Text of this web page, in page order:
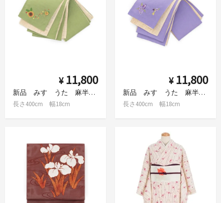
¥ 11,800
新品 みすゞうた 麻半幅帯 ひまわり
長さ400cm 幅18cm
¥ 11,800
新品 みすゞうた 麻半幅帯 小鳥と花
長さ400cm 幅18cm